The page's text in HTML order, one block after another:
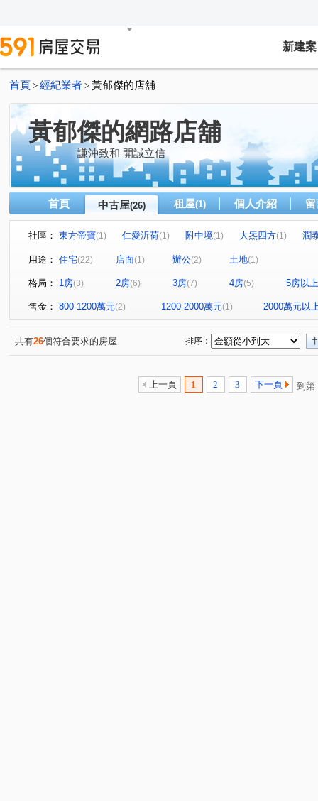
新建案
首頁 > 經紀業者 > 黃郁傑的店舖
黃郁傑的網路店舖
謙沖致和 開誠立信
首頁 中古屋(26) 租屋(1) 個人介紹
社區： 東方帝寶(1) 仁愛沂荷(1) 附中境(1) 大炁四方(1)
潤
璞真仰心
敦南自在
仁愛新城乙基地(1) 富享榮華(1) 方念拾山(1) 瑪陵坑段
大安路一段(1) (1) 信義路三段(1) 松勤街(1)
林森北路(1) 松江路(1) 信義路四段(1) 杭州南路一段(3)
明志路三段(1) 大安路二段(1) 忠孝東路三段
仁愛路二段(1) 民權東路六段(1) 仁愛路四段(1) 吳興街
用途： 住宅(22) 店面(1) 辦公(2) 土地(1)
格局： 1房(3) 2房(6) 3房(7) 4房(5) 5房以上
售金： 800-1200萬元(2) 1200-2000萬元(1) 2000萬元以
共有26個符合要求的房屋 排序：
上一頁 1 2 3 下一頁 到第